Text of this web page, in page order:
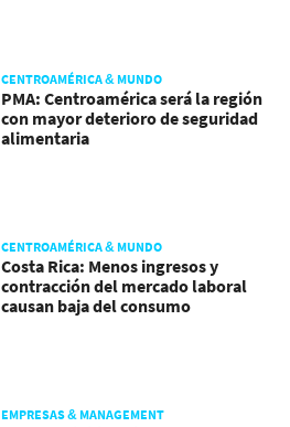
CENTROAMÉRICA & MUNDO
PMA: Centroamérica será la región
con mayor deterioro de seguridad
alimentaria
CENTROAMÉRICA & MUNDO
Costa Rica: Menos ingresos y
contracción del mercado laboral
causan baja del consumo
EMPRESAS & MANAGEMENT